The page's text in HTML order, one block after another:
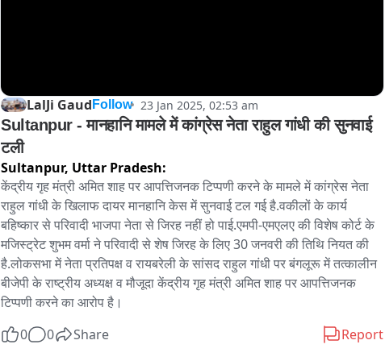
LalJi Gaud Follow 23 Jan 2025, 02:53 am
Sultanpur - मानहानि मामले में कांग्रेस नेता राहुल गांधी की सुनवाई
टली
Sultanpur, Uttar Pradesh:
केंद्रीय गृह मंत्री अमित शाह पर आपत्तिजनक टिप्पणी करने के मामले में कांग्रेस नेता
राहुल गांधी के खिलाफ दायर मानहानि केस में सुनवाई टल गई है.वकीलों के कार्य
बहिष्कार से परिवादी भाजपा नेता से जिरह नहीं हो पाई.एमपी-एमएलए की विशेष कोर्ट के
मजिस्ट्रेट शुभम वर्मा ने परिवादी से शेष जिरह के लिए 30 जनवरी की तिथि नियत की
है.लोकसभा में नेता प्रतिपक्ष व रायबरेली के सांसद राहुल गांधी पर बंगलूरू में तत्कालीन
बीजेपी के राष्ट्रीय अध्यक्ष व मौजूदा केंद्रीय गृह मंत्री अमित शाह पर आपत्तिजनक
टिप्पणी करने का आरोप है।
0
0 Share Report